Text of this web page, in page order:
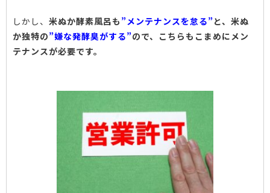
しかし、 米ぬか酵素風呂も ”メンテナンスを怠る”と、米ぬ
か独特の”嫌な発酵臭がする”ので、こちらもこまめにメン
テナンスが必要です。